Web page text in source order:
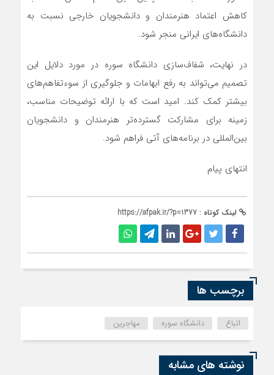
کاهش اعتماد هنرمندان و دانشجویان خارجی نسبت به
دانشگاه‌های ایرانی منجر شود.
در نهایت، شفاف‌سازی دانشگاه سوره در مورد دلایل این
تصمیم می‌تواند به رفع ابهامات و جلوگیری از سوءتفاهم‌های
بیشتر کمک کند. امید است که با ارائه توضیحات مناسب،
زمینه برای مشارکت گسترده‌تر هنرمندان و دانشجویان
بین‌المللی در برنامه‌های آتی فراهم شود.
انتهای پیام
لینک کوتاه : https://afpak.ir/?p=1377
برچسب ها
اتباع دانشگاه سوره مهاجرین
نوشته های مشابه